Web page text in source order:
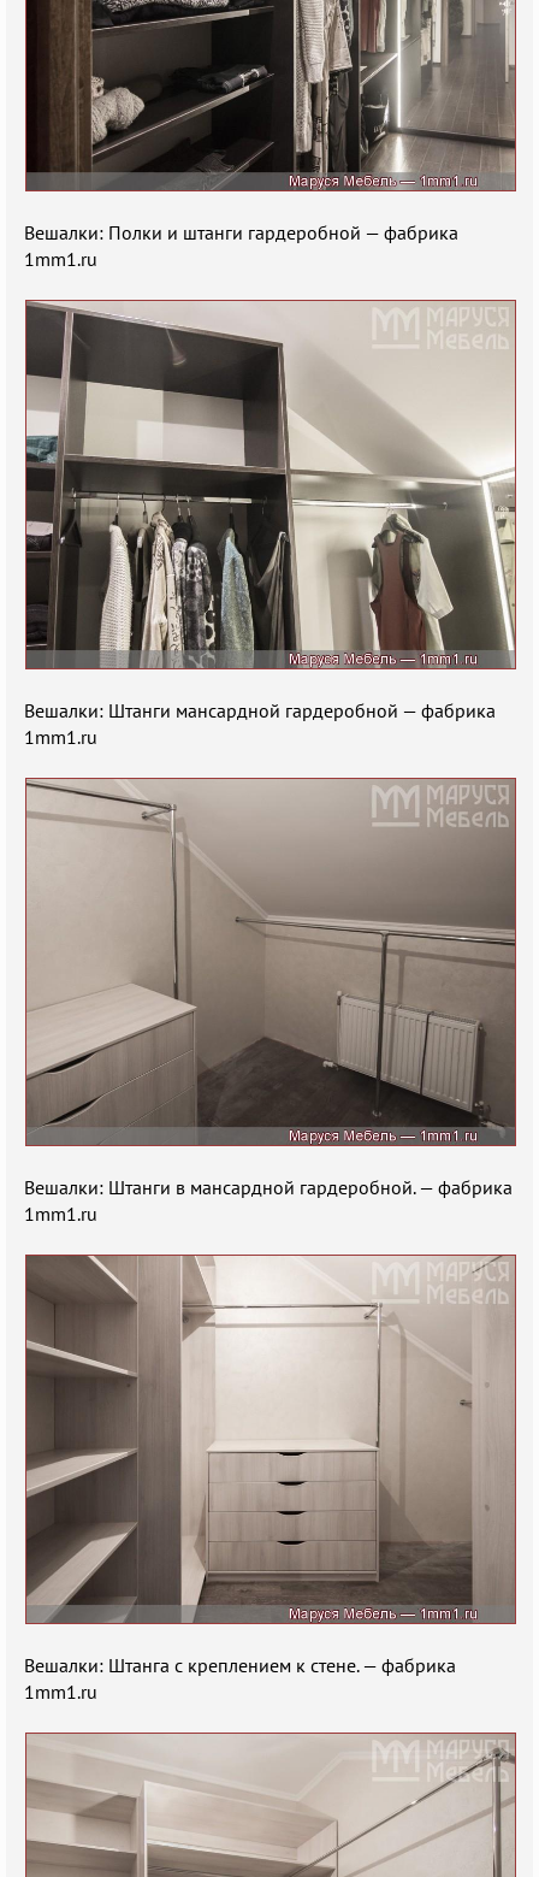
Вешалки: Полки и штанги гардеробной — фабрика
1mm1.ru
Вешалки: Штанги мансардной гардеробной — фабрика
1mm1.ru
Вешалки: Штанги в мансардной гардеробной. — фабрика
1mm1.ru
Вешалки: Штанга с креплением к стене. — фабрика
1mm1.ru